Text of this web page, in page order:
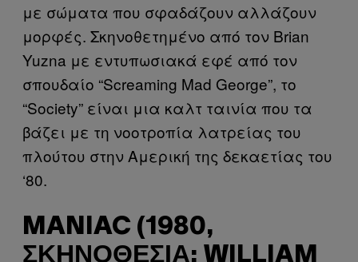
με σώματα που σφαδάζουν αλλάζουν
μορφές. Σκηνοθετημένο από τον Brian
Yuzna με εντυπωσιακά εφέ από τον
σπουδαίο “Screaming Mad George”, το
“Society” είναι μια καλτ ταινία που τα
βάζει με τη νοοτροπία λατρείας του
πλούτου στην Αμερική της δεκαετίας του
‘80.
MANIAC (1980,
ΣΚΗΝΟΘΕΣΊΑ: WILLIAM